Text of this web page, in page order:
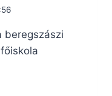
beregszászi